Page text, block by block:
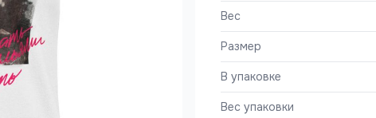
Вес
Размер
В упаковке
Вес упаковки